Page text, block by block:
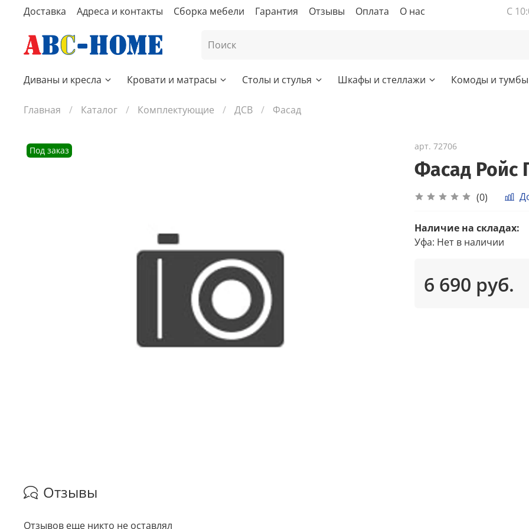
Доставка Адреса и контакты Сборка мебели Гарантия Отзывы Оплата О нас С
Диваны и кресла Кровати и матрасы Столы и стулья Шкафы и стеллажи Комоды и тумбы
Главная Каталог Комплектующие ДСВ Фасад
Под заказ арт. 72706
Фасад Ройс
(0)
Наличие на складах:
Уфа: Нет в наличии
6 690 руб.
Отзывы
Отзывов еще никто не оставлял